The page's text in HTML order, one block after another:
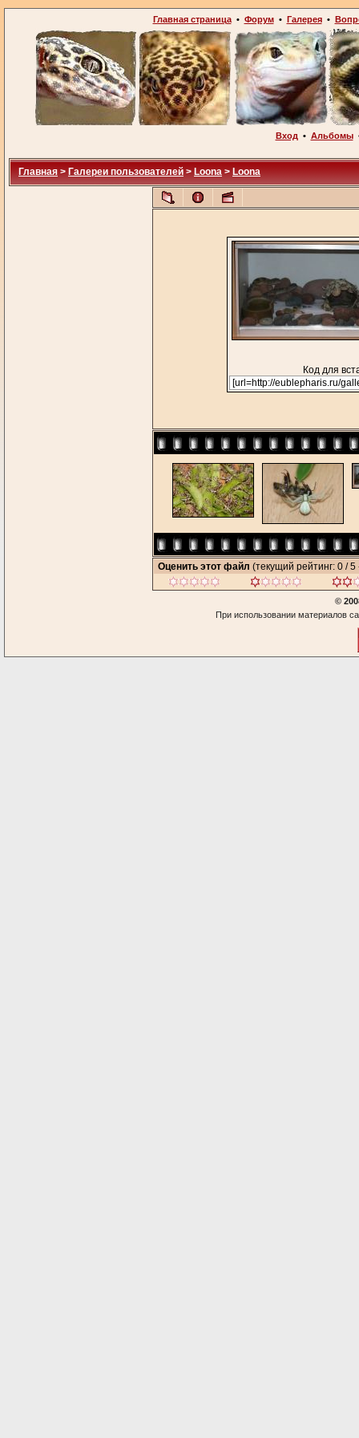
Главная страница• Форум• Галерея•
Вход • Альбомы
Главная > Галереи пользователей > Loona > Loona
Код для
Оценить этот файл (текущий рейтинг: 0 / 5
©
При использовании материалов